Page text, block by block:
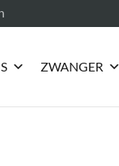
ZWANGER